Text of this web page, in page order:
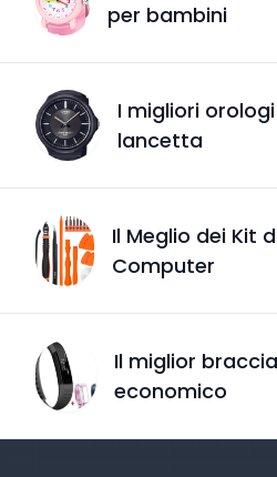
per bambini
I migliori
lancetta
Il Meglio dei Kit
Computer
Il miglior
economico